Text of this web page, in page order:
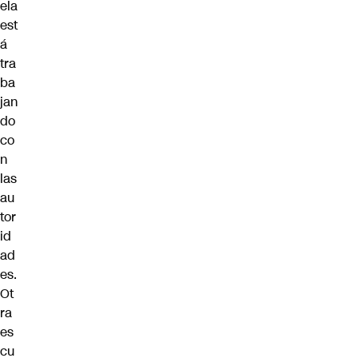
ela
est
á
tra
ba
jan
do
co
n
las
au
tor
id
ad
es.
Ot
ra
es
cu